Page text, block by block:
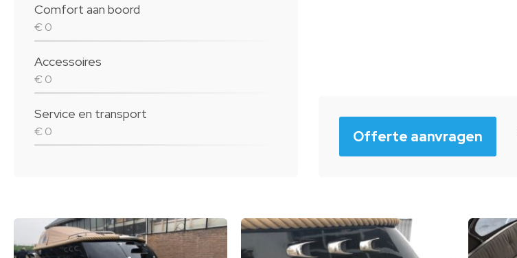
Comfort aan boord
€ 0
Accessoires
€ 0
Service en transport
€ 0 Offerte aanvragen